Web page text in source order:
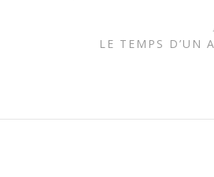
LE TEMPS D’UN